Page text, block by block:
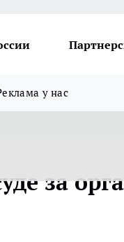
у нас
за